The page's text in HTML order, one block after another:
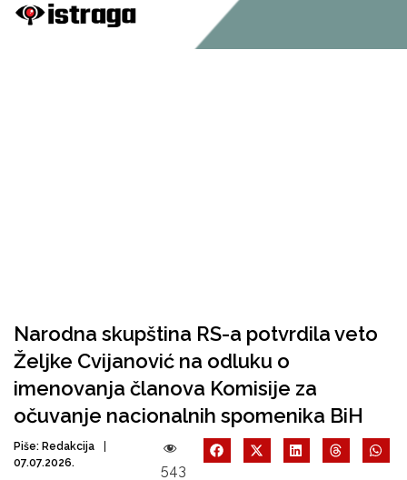
Narodna skupština RS-a potvrdila veto
Željke Cvijanović na odluku o
imenovanja članova Komisije za
očuvanje nacionalnih spomenika BiH
Piše: Redakcija
07.07.2026.
543